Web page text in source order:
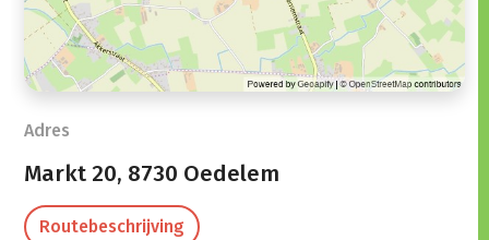
Adres
Markt 20, 8730 Oedelem
Routebeschrijving